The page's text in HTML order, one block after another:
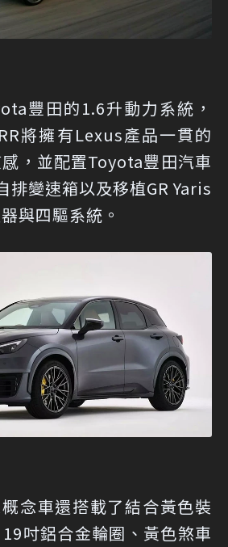
豐田的1.6升動力系統，
將擁有Lexus產品一貫的
，並配置Toyota豐田汽車
排變速箱以及移植GR Yaris
與四驅系統。
念車還搭載了結合黃色裝
吋鋁合金輪圈、黃色煞車